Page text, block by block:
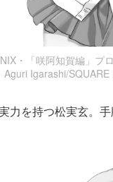
・「咲阿知賀編」プ
Igarashi/SQUARE
を持つ松実玄。手